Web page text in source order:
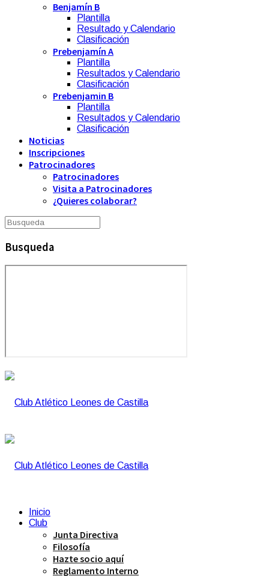
Benjamín B
Plantilla
Resultado y Calendario
Clasificación
Prebenjamín A
Plantilla
Resultados y Calendario
Clasificación
Prebenjamin B
Plantilla
Resultados y Calendario
Clasificación
Noticias
Inscripciones
Patrocinadores
Patrocinadores
Visita a Patrocinadores
¿Quieres colaborar?
Busqueda
Inicio
Club
Junta Directiva
Filosofía
Hazte socio aquí
Reglamento Interno